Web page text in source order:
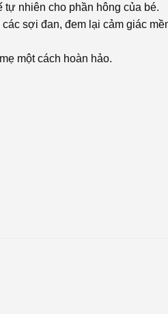
nhiên cho phần hông của bé.
sợi đan, đem lại cảm giác
một cách hoàn hảo.